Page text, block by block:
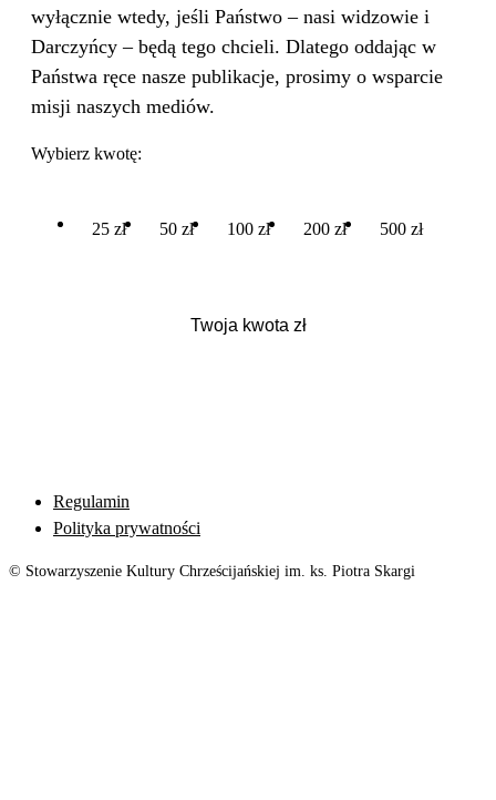
wyłącznie wtedy, jeśli Państwo – nasi widzowie i
Darczyńcy – będą tego chcieli. Dlatego oddając w
Państwa ręce nasze publikacje, prosimy o wsparcie
misji naszych mediów.
Wybierz kwotę:
25 zł 50 zł 100 zł 200 zł 500 zł
Regulamin
Polityka prywatności
© Stowarzyszenie Kultury Chrześcijańskiej im. ks. Piotra Skargi